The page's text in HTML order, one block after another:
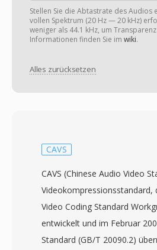
Stellen Sie die Abtastrate des Audios
vollen Spektrum (20 Hz — 20 kHz)
weniger als 44.1 kHz, um
Informationen finden Sie im wiki.
Alles zurücksetzen
CAVS
CAVS (Chinese Audio Video
Videokompressionsstandard,
Video Coding Standard
entwickelt und im Februar
Standard (GB/T 20090.2)